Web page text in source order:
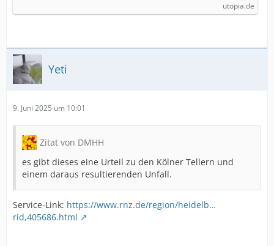
utopia.de
Yeti
9. Juni 2025 um 10:01
Zitat von DMHH
es gibt dieses eine Urteil zu den Kölner Tellern und
einem daraus resultierenden Unfall.
Service-Link: https://www.rnz.de/region/heidelb…
rid,405686.html